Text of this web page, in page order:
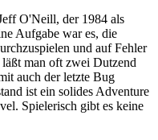
O'Neill, der 1984 als
Aufgabe war es, die
und auf Fehler
läßt man oft zwei Dutzend
auch der letzte Bug
ist ein solides Adventure
Spielerisch gibt es keine